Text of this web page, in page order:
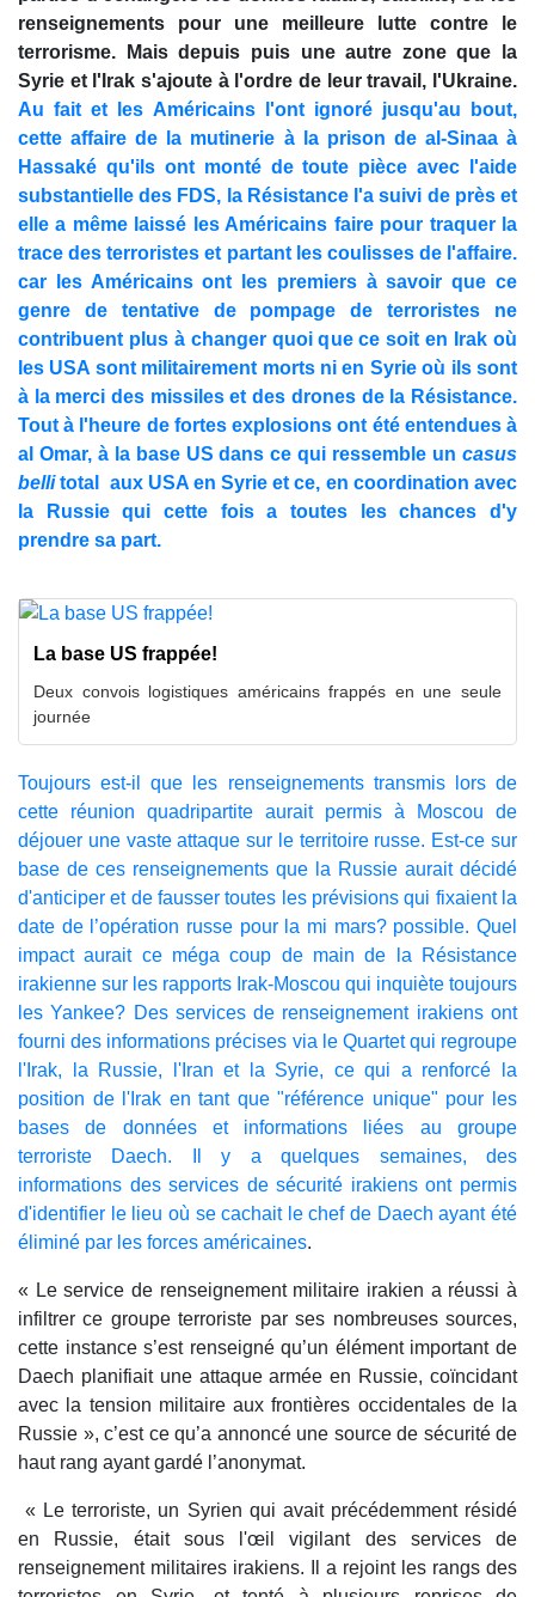
renseignements pour une meilleure lutte contre le
terrorisme. Mais depuis puis une autre zone que la
Syrie et l'Irak s'ajoute à l'ordre de leur travail, l'Ukraine.
Au fait et les Américains l'ont ignoré jusqu'au bout,
cette affaire de la mutinerie à la prison de al-Sinaa à
Hassaké qu'ils ont monté de toute pièce avec l'aide
substantielle des FDS, la Résistance l'a suivi de près et
elle a même laissé les Américains faire pour traquer la
trace des terroristes et partant les coulisses de l'affaire.
car les Américains ont les premiers à savoir que ce
genre de tentative de pompage de terroristes ne
contribuent plus à changer quoi que ce soit en Irak où
les USA sont militairement morts ni en Syrie où ils sont
à la merci des missiles et des drones de la Résistance.
Tout à l'heure de fortes explosions ont été entendues à
al Omar, à la base US dans ce qui ressemble un casus
bellitotal aux USA en Syrie et ce, en coordination avec
la Russie qui cette fois a toutes les chances d'y
prendre sa part.
La base US frappée!
Deux convois logistiques américains frappés en une seule
journée
Toujours est-il que les renseignements transmis lors de
cette réunion quadripartite aurait permis à Moscou de
déjouer une vaste attaque sur le territoire russe. Est-ce sur
base de ces renseignements que la Russie aurait décidé
d'anticiper et de fausser toutes les prévisions qui fixaient la
date de l’opération russe pour la mi mars? possible. Quel
impact aurait ce méga coup de main de la Résistance
irakienne sur les rapports Irak-Moscou qui inquiète toujours
les Yankee? Des services de renseignement irakiens ont
fourni des informations précises via le Quartet qui regroupe
l'Irak, la Russie, l'Iran et la Syrie, ce qui a renforcé la
position de l'Irak en tant que "référence unique" pour les
bases de données et informations liées au groupe
terroriste Daech. Il y a quelques semaines, des
informations des services de sécurité irakiens ont permis
d'identifier le lieu où se cachait le chef de Daech ayant été
éliminé par les forces américaines.
« Le service de renseignement militaire irakien a réussi à
infiltrer ce groupe terroriste par ses nombreuses sources,
cette instance s’est renseigné qu’un élément important de
Daech planifiait une attaque armée en Russie, coïncidant
avec la tension militaire aux frontières occidentales de la
Russie », c’est ce qu’a annoncé une source de sécurité de
haut rang ayant gardé l’anonymat.
« Le terroriste, un Syrien qui avait précédemment résidé
en Russie, était sous l'œil vigilant des services de
renseignement militaires irakiens. Il a rejoint les rangs des